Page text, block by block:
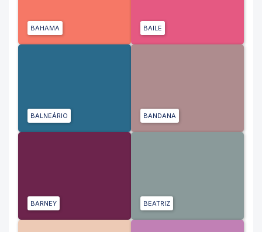
BAHAMA BAILE
BALNEÁRIO BANDANA
BARNEY BEATRIZ